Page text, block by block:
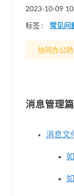
格
2023-10-09
标签 : 常见问
协同办公
消息管理
消息文